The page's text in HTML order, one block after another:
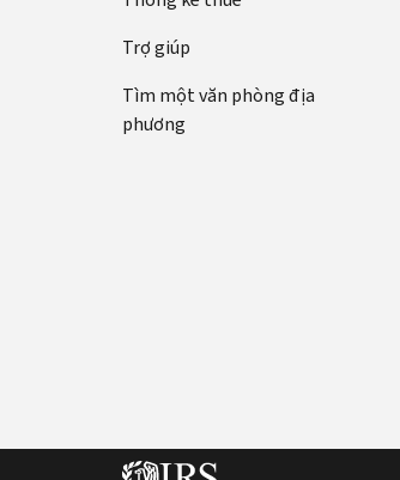
Trợ giúp
Tìm một văn phòng địa
phương